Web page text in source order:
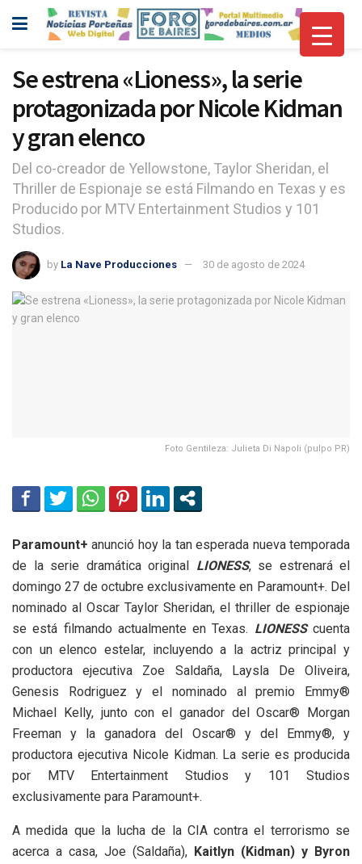
Se estrena «Lioness», la serie
protagonizada por Nicole Kidman
y gran elenco
Del co-creador de Yellowstone, Taylor Sheridan, el
Thriller de Espionaje se está Filmando en Texas y es
Producido por MTV Entertainment Studios y 101
Studios.
by La Nave Producciones 30 de agosto de 2024
Foto Gentileza: Julieta Di Napoli (pulpo PR)
Paramount+ anunció hoy la tan esperada nueva temporada
de la serie dramática original LIONESS, se estrenará el
domingo 27 de octubre exclusivamente en Paramount+. Del
nominado al Oscar Taylor Sheridan, el thriller de espionaje
se está filmando actualmente en Texas. LIONESScuenta
con un elenco estelar, incluyendo a la actriz principal y
productora ejecutiva Zoe Saldaña, Laysla De Oliveira,
Genesis Rodriguez y el nominado al premio Emmy®
Michael Kelly, junto con el ganador del Oscar® Morgan
Freeman y la ganadora del Oscar® y del Emmy®, y
productora ejecutiva Nicole Kidman. La serie es producida
por MTV Entertainment Studios y 101 Studios
exclusivamente para Paramount+.
A medida que la lucha de la CIA contra el terrorismo se
acerca a casa, Joe (Saldaña), Kaitlyn (Kidman) y Byron